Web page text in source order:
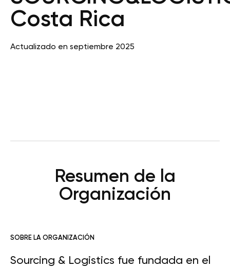
Costa Rica
Actualizado en septiembre 2025
Resumen de la
Organización
SOBRE LA ORGANIZACIÓN
Sourcing & Logistics fue fundada en el